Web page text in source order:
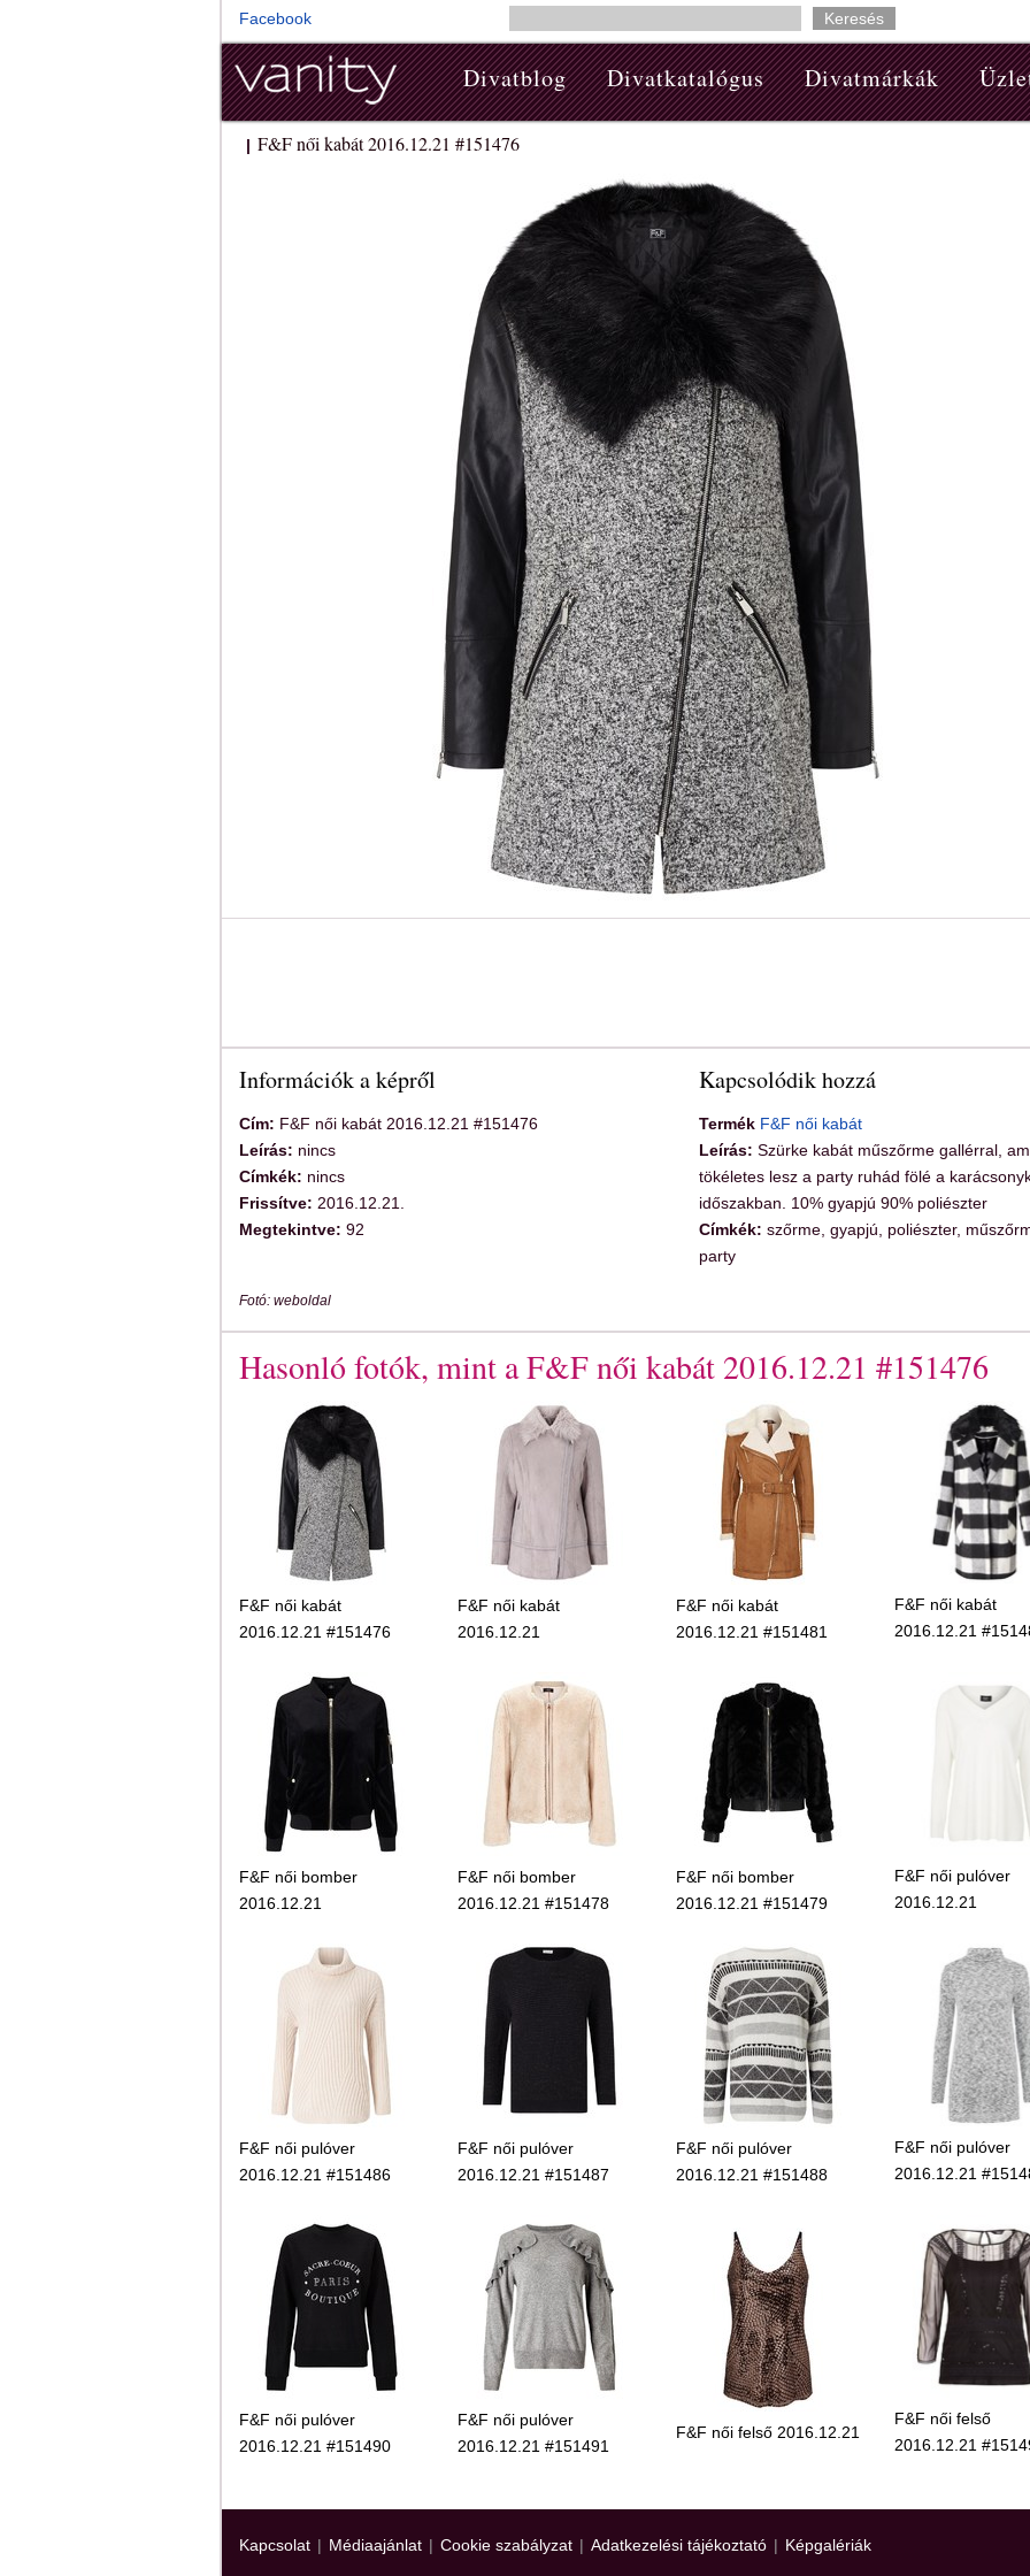
Facebook
Divatblog Divatkatalógus Divatmárkák
| F&F női kabát 2016.12.21 #151476
Információk a képről
Cím: F&F női kabát 2016.12.21 #151476
Leírás: nincs
Címkék: nincs
Frissítve: 2016.12.21.
Megtekintve: 92
Kapcsolódik hozzá
Termék F&F női kabát
Leírás: Szürke kabát műszőrme gallérral,
tökéletes lesz a party ruhád fölé a
időszakban. 10% gyapjú 90% poliészter
Címkék: szőrme, gyapjú, poliészter,
party
Fotó: weboldal
Hasonló fotók, mint a F&F női kabát 2016.12.21 #151476
F&F női kabát
2016.12.21 #151476
F&F női kabát
2016.12.21
F&F női kabát
2016.12.21 #151481
F&F női kabát
2016.12.21
F&F női bomber
2016.12.21
F&F női bomber
2016.12.21 #151478
F&F női bomber
2016.12.21 #151479
F&F női pulóver
2016.12.21
F&F női pulóver
2016.12.21 #151486
F&F női pulóver
2016.12.21 #151487
F&F női pulóver
2016.12.21 #151488
F&F női pulóver
2016.12.21
F&F női pulóver
2016.12.21 #151490
F&F női pulóver
2016.12.21 #151491
F&F női felső 2016.12.21
F&F női felső
2016.12.21
Kapcsolat | Médiaajánlat | Cookie szabályzat | Adatkezelési tájékoztató | Képgalériák